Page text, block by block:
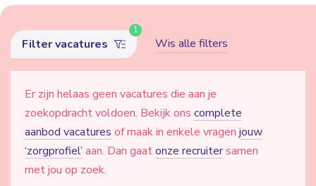
Filter vacatures
1
Wis alle filters
Er zijn helaas geen vacatures die aan je
zoekopdracht voldoen. Bekijk ons complete
aanbod vacatures of maak in enkele vragen jouw
‘zorgprofiel’ aan. Dan gaatonze recruitersamen
met jou op zoek.